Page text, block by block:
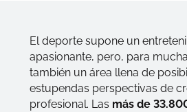
El deporte supone un
apasionante, pero, para
también un área llena de
estupendas perspectivas de
profesional. Las más de